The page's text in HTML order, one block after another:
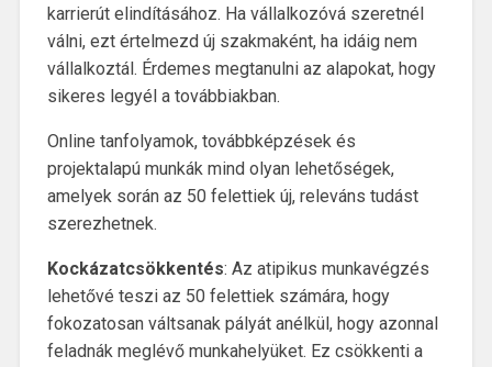
karrierút elindításához. Ha vállalkozóvá szeretnél
válni, ezt értelmezd új szakmaként, ha idáig nem
vállalkoztál. Érdemes megtanulni az alapokat, hogy
sikeres legyél a továbbiakban.
Online tanfolyamok, továbbképzések és
projektalapú munkák mind olyan lehetőségek,
amelyek során az 50 felettiek új, releváns tudást
szerezhetnek.
Kockázatcsökkentés: Az atipikus munkavégzés
lehetővé teszi az 50 felettiek számára, hogy
fokozatosan váltsanak pályát anélkül, hogy azonnal
feladnák meglévő munkahelyüket. Ez csökkenti a